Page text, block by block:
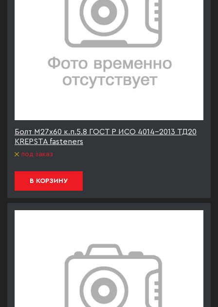
Болт М27х60 к.п.5.8 ГОСТ Р ИСО 4014-2013 ТД20
KREPSTA fasteners
под заказ
В КОРЗИНУ